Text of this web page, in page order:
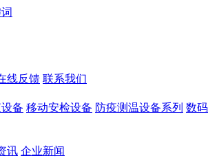
线反馈 联系我们
备 移动安检设备 防疫测温设备系列 数
讯 企业新闻